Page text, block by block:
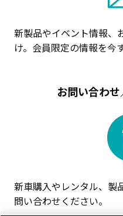
新製品やイベント情報、
け。会員限定の情報を今
お問い合わ
新車購入やレンタル、製
問い合わせください。